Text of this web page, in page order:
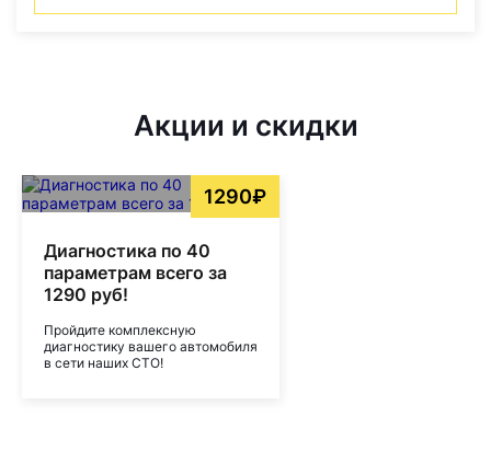
Акции и скидки
1290₽
Диагностика по 40
параметрам всего за
1290 руб!
Пройдите комплексную
диагностику вашего автомобиля
в сети наших СТО!